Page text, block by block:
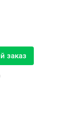
заказ